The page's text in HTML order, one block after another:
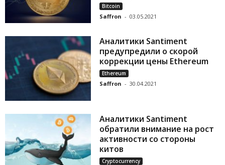
Bitcoin
Saffron - 03.05.2021
Аналитики Santiment
предупредили о скорой
коррекции цены Ethereum
Ethereum
Saffron - 30.04.2021
Аналитики Santiment
обратили внимание на рост
активности со стороны
китов
Cryptocurrency